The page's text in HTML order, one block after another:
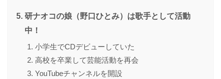
研ナオコの娘（野口ひとみ）は歌手として活動
中！
小学生でCDデビューしていた
高校を卒業して芸能活動を再会
YouTubeチャンネルを開設